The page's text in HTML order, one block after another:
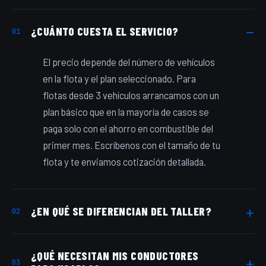
01 ¿CUÁNTO CUESTA EL SERVICIO?
El precio depende del número de vehículos
en la flota y el plan seleccionado. Para
flotas desde 3 vehículos arrancamos con un
plan básico que en la mayoría de casos se
paga solo con el ahorro en combustible del
primer mes. Escríbenos con el tamaño de tu
flota y te enviamos cotización detallada.
02 ¿EN QUÉ SE DIFERENCIAN DEL TALLER?
funciones distintas que deberían ser
03
¿QUÉ NECESITAN MIS CONDUCTORES